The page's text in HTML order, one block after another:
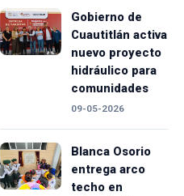
Gobierno de
Cuautitlán activa
nuevo proyecto
hidráulico para
comunidades
09-05-2026
Blanca Osorio
entrega arco
techo en